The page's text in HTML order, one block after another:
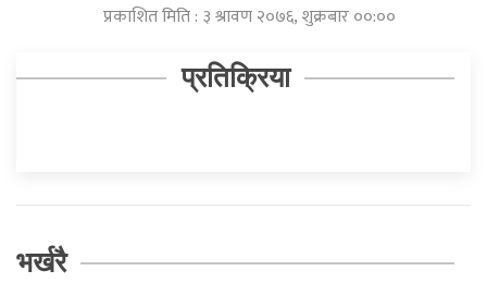
प्रकाशित मिति : ३ श्रावण २०७६, शुक्रबार ००:००
प्रतिक्रिया
भर्खरै